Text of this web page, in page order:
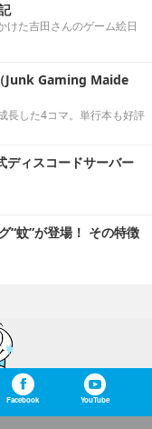
けた吉田さんのゲーム絵日
Junk Gaming Maide
長した4コマ。単行本も好評
ィスコードサーバー
“蚊”が登場！ その特徴
Facebook YouTube